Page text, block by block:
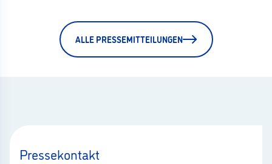
ALLE PRESSEMITTEILUNGEN
Pressekontakt